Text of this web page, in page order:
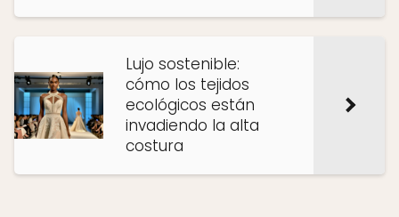
Lujo sostenible:
cómo los tejidos
ecológicos están
invadiendo la alta
costura